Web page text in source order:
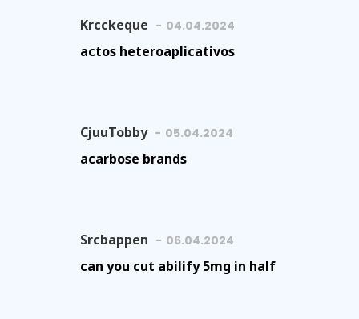
Krcckeque 04.04.2024
actos heteroaplicativos
CjuuTobby 05.04.2024
acarbose brands
Srcbappen 06.04.2024
can you cut abilify 5mg in half